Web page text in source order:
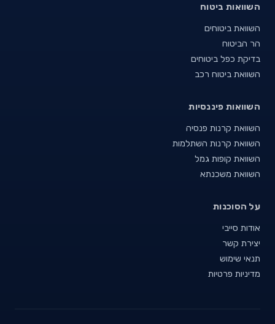
השוואות ביטוח
השוואת ביטוחים
הר הביטוח
בדיקת כפל ביטוחים
השוואת ביטוח רכב
השוואות פיננסיות
השוואת קרנות פנסיה
השוואת קרנות השתלמות
השוואת קופות גמל
השוואת משכנתא
על הסוכנות
אודות סייבי
יצירת קשר
תנאי שימוש
מדיניות פרטיות